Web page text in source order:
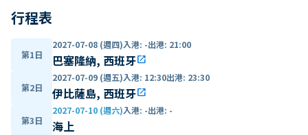
行程表
第1日
2027-07-08 (週四)入港: -出港: 21:00
巴塞隆納, 西班牙open_in_new
第2日
2027-07-09 (週五)入港: 12:30出港: 23:30
伊比薩島, 西班牙open_in_new
第3日
2027-07-10 (週六)入港: -出港: -
海上